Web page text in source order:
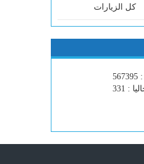
كل الزيارات
: 331